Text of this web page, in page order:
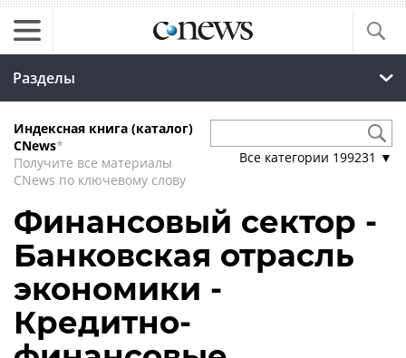
Разделы
Индексная книга (каталог)
CNews*
Получите все материалы
CNews по ключевому слову
Все категории 199231 ▼
Финансовый сектор -
Банковская отрасль
экономики -
Кредитно-